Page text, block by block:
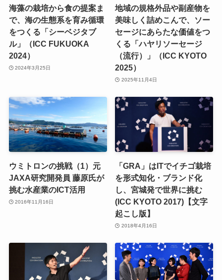
海藻の栽培から食の提案ま
で、海の生態系を育み循環
をつくる「シーベジタブ
ル」（ICC FUKUOKA
2024）
2024年3月25日
地域の規格外品や副産物を
美味しく詰めこんで、ソー
セージにあらたな価値をつ
くる「ハヤリソーセージ
（流行）」（ICC KYOTO
2025）
2025年11月4日
ウミトロンの挑戦（1）元
JAXA研究開発員 藤原氏が
挑む水産業のICT活用
2016年11月16日
「GRA」はITでイチゴ栽培
を形式知化・ブランド化
し、宮城発で世界に挑む
(ICC KYOTO 2017)【文字
起こし版】
2018年4月16日